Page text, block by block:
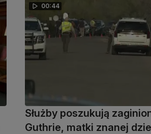
00:44
Służby poszukują
Guthrie, matki znanej